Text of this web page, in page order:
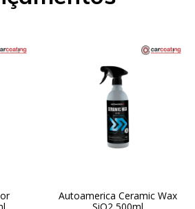
Autoamerica Ceramic Wax